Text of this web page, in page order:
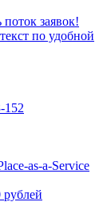
заявок!
по удобной
152
as-a-Service
рублей